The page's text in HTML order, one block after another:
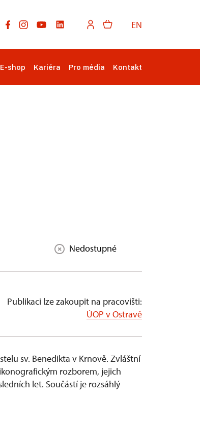
EN
E-shop Kariéra Pro média Kontakt
Nedostupné
Publikaci lze zakoupit na pracovišti:
ÚOP v Ostravě
sv. Benedikta v Krnově. Zvláštní
rozborem, jejich
let. Součástí je rozsáhlý